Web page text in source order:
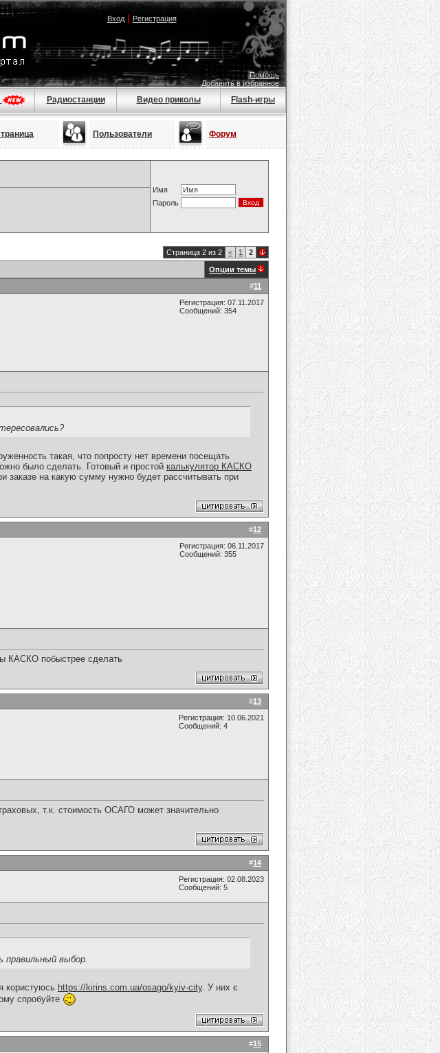
Вход| Регистрация
Помощь
Добавить в избранное
Радиостанции Видео приколы Flash-игры
Пользователи Форум
Имя
Пароль
Страница 2 из 2 < 1 2
Опции темы
#11
Регистрация: 07.11.2017
Сообщений: 354
такая, что попросту нет времени посещать
было сделать. Готовый и простой калькулятор КАСКО
заказе на какую сумму нужно будет рассчитывать при
#12
Регистрация: 06.11.2017
Сообщений: 355
КАСКО побыстрее сделать
#13
Регистрация: 10.06.2021
Сообщений: 4
т.к. стоимость ОСАГО может значительно
#14
Регистрация: 02.08.2023
Сообщений: 5
выбор.
користуюсь https://kirins.com.ua/osago/kyiv-city. У них є
спробуйте
#15